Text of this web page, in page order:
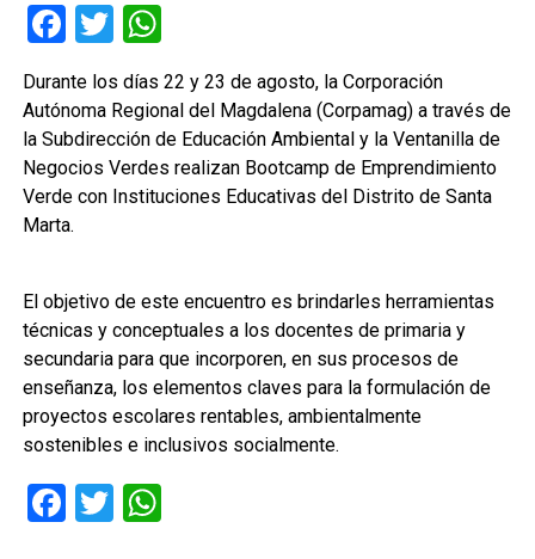
Facebook
TwitterWhatsApp
Durante los días 22 y 23 de agosto, la Corporación
Autónoma Regional del Magdalena (Corpamag) a través de
la Subdirección de Educación Ambiental y la Ventanilla de
Negocios Verdes realizan Bootcamp de Emprendimiento
Verde con Instituciones Educativas del Distrito de Santa
Marta.
El objetivo de este encuentro es brindarles herramientas
técnicas y conceptuales a los docentes de primaria y
secundaria para que incorporen, en sus procesos de
enseñanza, los elementos claves para la formulación de
proyectos escolares rentables, ambientalmente
sostenibles e inclusivos socialmente.
Facebook
TwitterWhatsApp